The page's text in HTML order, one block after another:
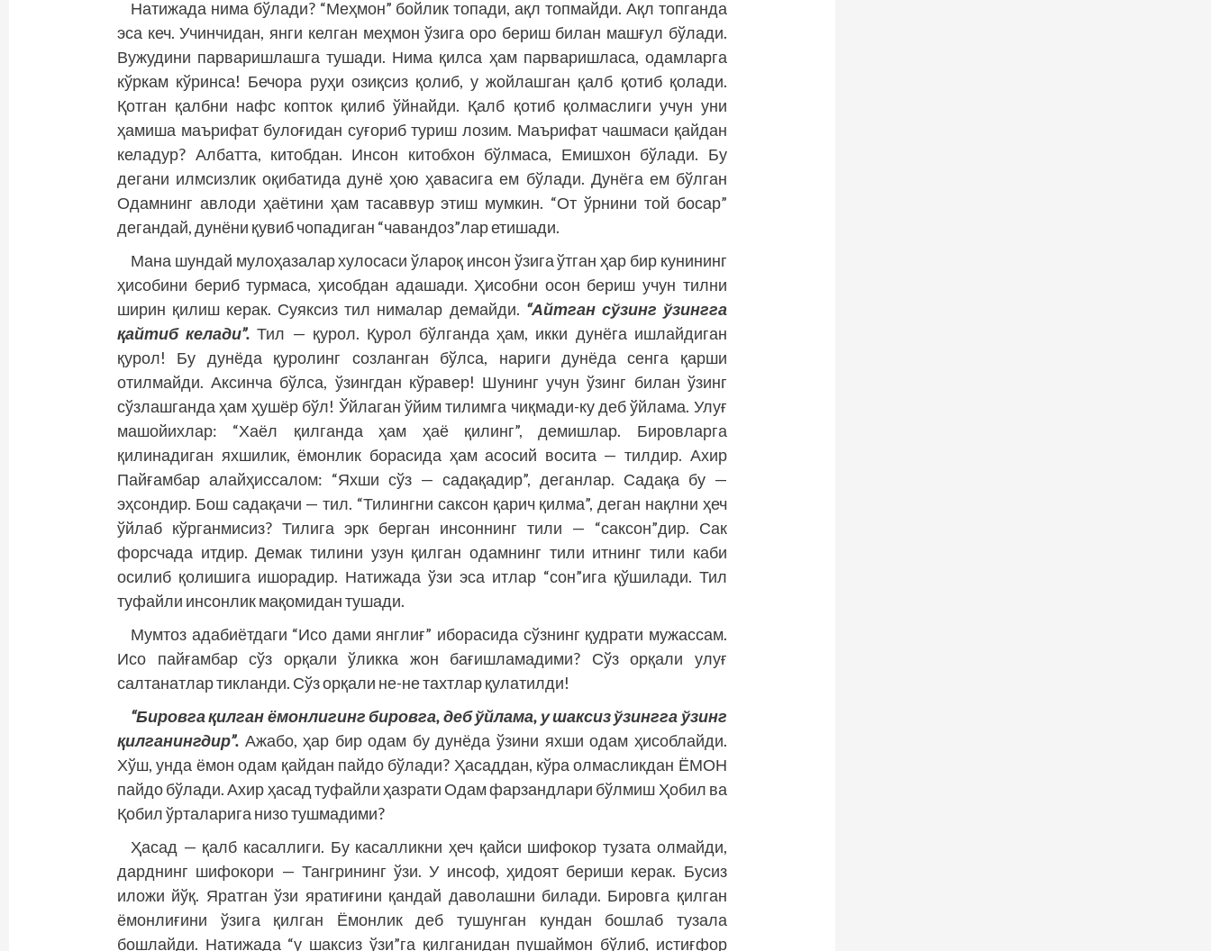
Натижада нима бўлади? “Меҳмон” бойлик топади, ақл топмайди. Ақл топганда
эса кеч. Учинчидан, янги келган меҳмон ўзига оро бериш билан машғул бўлади.
Вужудини парваришлашга тушади. Нима қилса ҳам парвариш­ласа, одамларга
кўркам кўринса! Бечора руҳи озиқсиз қолиб, у жойлашган қалб қотиб қолади.
Қотган қалбни нафс копток қилиб ўйнайди. Қалб қотиб қолмаслиги учун уни
ҳамиша маърифат булоғидан суғориб туриш лозим. Маърифат чашмаси қайдан
келадур? Албатта, китобдан. Инсон китобхон бўлмаса, Емишхон бўлади. Бу
дегани илмсизлик оқибатида дунё ҳою ҳавасига ем бўлади. Дунёга ем бўлган
Одамнинг авлоди ҳаётини ҳам тасаввур этиш мумкин. “От ўрнини той босар”
дегандай, дунёни қувиб чопадиган “чавандоз”лар етишади.
Мана шундай мулоҳазалар хулосаси ўлароқ инсон ўзига ўтган ҳар бир кунининг
ҳисобини бериб турмаса, ҳисобдан адашади. Ҳисобни осон бериш учун тилни
ширин қилиш керак. Суяксиз тил нималар демайди. “Айтган сўзинг ўзингга
қайтиб келади”. Тил — қурол. Қурол бўлганда ҳам, икки дунёга ишлайдиган
қурол! Бу дунёда қуролинг созланган бўлса, нариги дунёда сенга қарши
отилмайди. Аксинча бўлса, ўзингдан кўравер! Шунинг учун ўзинг билан ўзинг
сўзлашганда ҳам ҳушёр бўл! Ўйлаган ўйим тилимга чиқмади-ку деб ўйлама. Улуғ
машойихлар: “Хаёл қилганда ҳам ҳаё қилинг”, демишлар. Бировларга
қилинадиган яхшилик, ёмонлик борасида ҳам асосий восита — тилдир. Ахир
Пайғамбар алайҳиссалом: “Яхши сўз — садақадир”, деганлар. Садақа бу —
эҳсондир. Бош садақачи — тил. “Тилингни саксон қарич қилма”, деган нақлни ҳеч
ўйлаб кўрганмисиз? Тилига эрк берган инсоннинг тили — “саксон”дир. Сак
форсчада итдир. Демак тилини узун қилган одамнинг тили итнинг тили каби
осилиб қолишига ишорадир. Натижада ўзи эса итлар “сон”ига қўшилади. Тил
туфайли инсонлик мақомидан тушади.
Мумтоз адабиётдаги “Исо дами янглиғ” иборасида сўзнинг қудрати мужассам.
Исо пайғамбар сўз орқали ўликка жон бағишламадими? Сўз орқали улуғ
салтанатлар тикланди. Сўз орқали не-не тахтлар қулатилди!
“Бировга қилган ёмонлигинг бировга, деб ўйлама, у шаксиз ўзингга ўзинг
қилганингдир”. Ажабо, ҳар бир одам бу дунёда ўзини яхши одам ҳисоблайди.
Хўш, унда ёмон одам қайдан пайдо бўлади? Ҳасаддан, кўра олмасликдан ЁМОН
пайдо бўлади. Ахир ҳасад туфайли ҳазрати Одам фарзандлари бўлмиш Ҳобил ва
Қобил ўрталарига низо тушмадими?
Ҳасад — қалб касаллиги. Бу касалликни ҳеч қайси шифокор тузата олмайди,
дарднинг шифокори — Тангрининг ўзи. У инсоф, ҳидоят бериши керак. Бусиз
иложи йўқ. Яратган ўзи яратиғини қандай даволашни билади. Бировга қилган
ёмонлиғини ўзига қилган Ёмонлик деб тушунган кундан бошлаб тузала
бошлайди. Натижада “у шаксиз ўзи”га қилганидан пушаймон бўлиб, истиғфор